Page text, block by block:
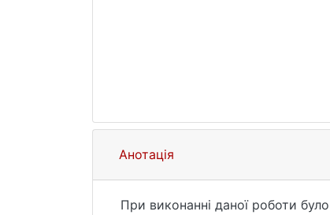
Анотація
При виконанні даної роботи було проведено аналітичних огляд існуючих рішень, а саме три типи алгоритмів для токенізації.